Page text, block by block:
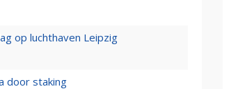
op luchthaven Leipzig
door staking